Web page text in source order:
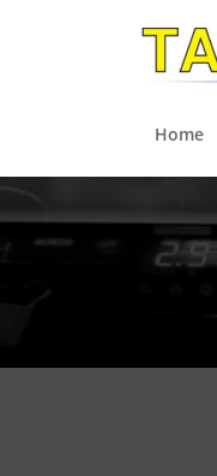
Home